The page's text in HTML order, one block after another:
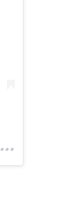
Una
publicación compartida de Alfredo Muñiz (@eltestamentodelgallo)